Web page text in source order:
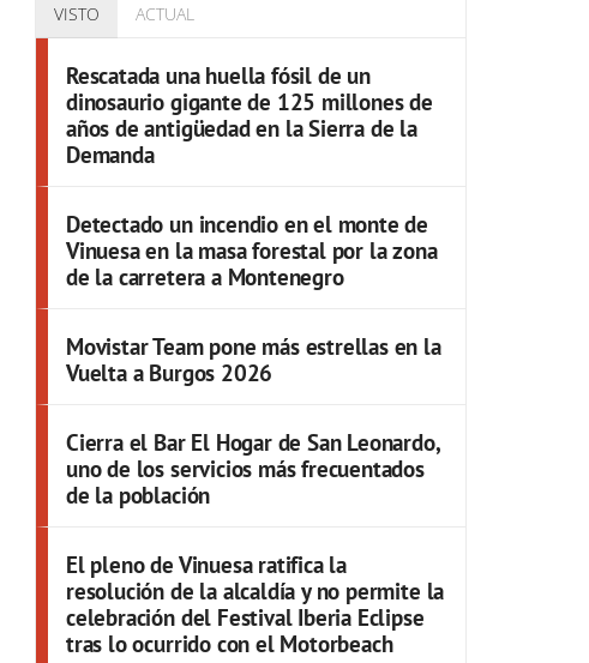
VISTO ACTUAL
Rescatada una huella fósil de un
dinosaurio gigante de 125 millones de
años de antigüedad en la Sierra de la
Demanda
Detectado un incendio en el monte de
Vinuesa en la masa forestal por la zona
de la carretera a Montenegro
Movistar Team pone más estrellas en la
Vuelta a Burgos 2026
Cierra el Bar El Hogar de San Leonardo,
uno de los servicios más frecuentados
de la población
El pleno de Vinuesa ratifica la
resolución de la alcaldía y no permite la
celebración del Festival Iberia Eclipse
tras lo ocurrido con el Motorbeach